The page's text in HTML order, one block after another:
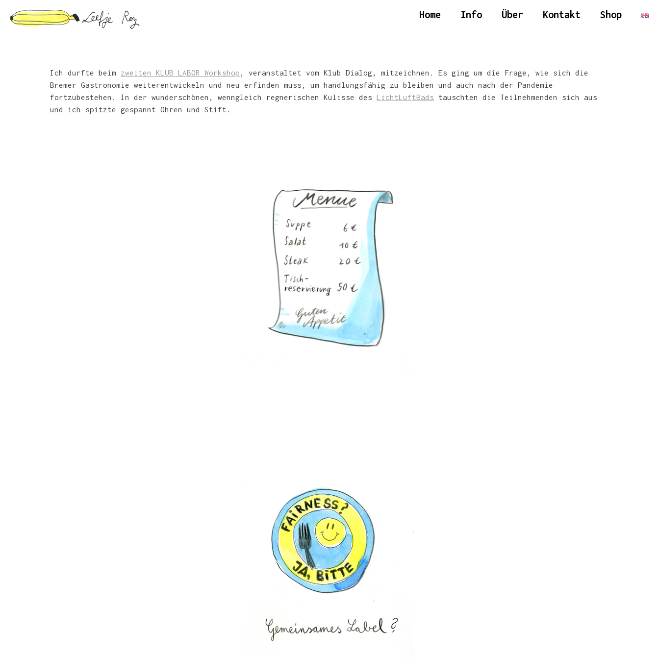
content
Home Info Über Kontakt Shop
Ich durfte beim zweiten KLUB LABOR Workshop , veranstaltet vom Klub Dialog, mitzeichnen. Es ging um die Frage, wie sich die
Bremer Gastronomie weiterentwickeln und neu erfinden muss, um handlungsfähig zu bleiben und auch nach der Pandemie
fortzubestehen. In der wunderschönen, wenngleich regnerischen Kulisse des LichtLuftBads tauschten die Teilnehmenden sich aus
und ich spitzte gespannt Ohren und Stift.